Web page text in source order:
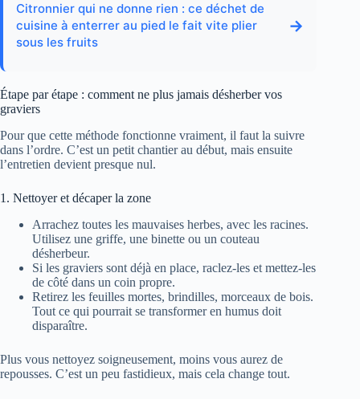
Citronnier qui ne donne rien : ce déchet de
cuisine à enterrer au pied le fait vite plier
sous les fruits
→
Étape par étape : comment ne plus jamais désherber vos
graviers
Pour que cette méthode fonctionne vraiment, il faut la suivre
dans l’ordre. C’est un petit chantier au début, mais ensuite
l’entretien devient presque nul.
1. Nettoyer et décaper la zone
Arrachez toutes les mauvaises herbes, avec les racines.
Utilisez une griffe, une binette ou un couteau
désherbeur.
Si les graviers sont déjà en place, raclez-les et mettez-les
de côté dans un coin propre.
Retirez les feuilles mortes, brindilles, morceaux de bois.
Tout ce qui pourrait se transformer en humus doit
disparaître.
Plus vous nettoyez soigneusement, moins vous aurez de
repousses. C’est un peu fastidieux, mais cela change tout.